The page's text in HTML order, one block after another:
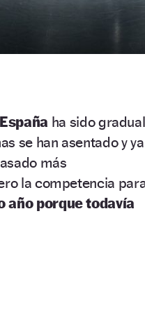
ha sido
se han asentado y ya
más
la competencia
año porque todavía